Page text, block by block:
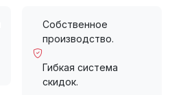
Собственное
производство.
Гибкая система
скидок.